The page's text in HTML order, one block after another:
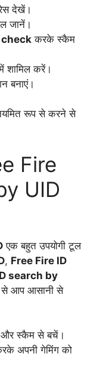
देखें।
जानें।
checkकरके स्कैम
शामिल करें।
बनाएं।
रूप से करने से
Fire
UID
एक बहुत उपयोगी टूल
, Free Fire ID
search by
से आप आसानी से
और स्कैम से बचें।
अपनी गेमिंग को